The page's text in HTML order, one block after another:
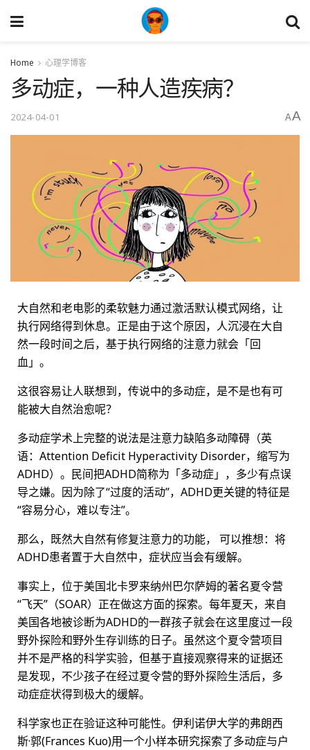
Home 心理学博客
多动症，一种人造疾病？
2024-04-01 AA
大自然和老电影的柔软魅力通过激活默认模式网络，让
执行网络得到休息。正是由于这个原因，人沉浸在大自
然一段时间之后，基于执行网络的注意力就会「回
血」。
这很容易让人联想到，传说中的多动症，是不是也有可
能被大自然治愈呢？
多动症学术上完整的说法是注意力缺陷多动障碍（英
语：Attention Deficit Hyperactivity Disorder，缩写为
ADHD）。民间把ADHD简称为「多动症」，多少有点误
导之嫌。因为除了“过度的活动”，ADHD更关键的特征是
“容易分心，难以专注”。
那么，既然大自然有修复注意力的功能， 可以推想：将
ADHD患者置于大自然中，症状应当会有缓解。
事实上，位于美国北卡罗来纳州巴尔萨姆的著名夏令营
“飞天”（SOAR）正在做这方面的探索。每年夏天，来自
美国各地被诊断为ADHD的一群孩子就会在这里度过一段
野外探险和野外生存训练的日子。虽然这个夏令营项目
并不是严格的科学实验，但基于直接观察得来的证据还
是发现，不少孩子在经过夏令营的野外探险生活后，多
动症症状得到极大的缓解。
科学家也正在验证这种可能性。伊利诺伊大学的弗朗西
斯·郭(Frances Kuo)用一个小样本研究探索了多动症与户